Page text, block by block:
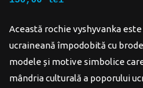
Această rochie vyshyvanka
ucraineană împodobită cu
modele și motive simbolice
mândria culturală a poporului